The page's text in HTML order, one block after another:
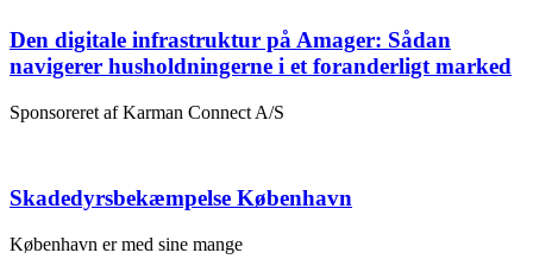
Den digitale infrastruktur på Amager: Sådan
navigerer husholdningerne i et foranderligt marked
Sponsoreret af Karman Connect A/S
Skadedyrsbekæmpelse København
København er med sine mange